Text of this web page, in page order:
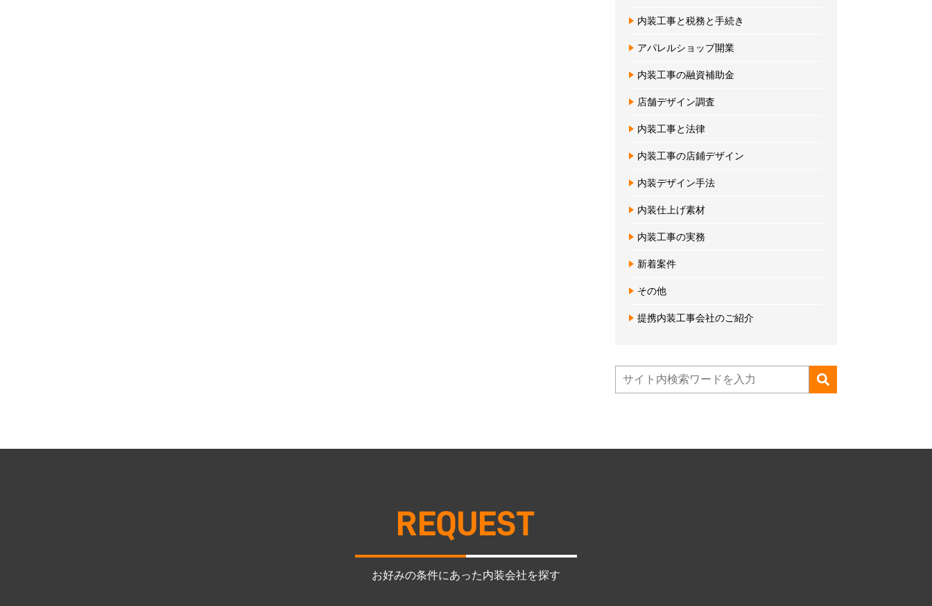
内装工事と税務と手続き
アパレルショップ開業
内装工事の融資補助金
店舗デザイン調査
内装工事と法律
内装工事の店鋪デザイン
内装デザイン手法
内装仕上げ素材
内装工事の実務
新着案件
その他
提携内装工事会社のご紹介
お好みの条件にあった内装会社を探す